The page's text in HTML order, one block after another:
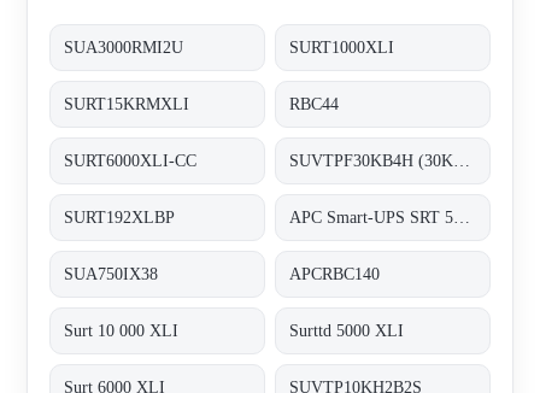
SUA3000RMI2U SURT1000XLI
SURT15KRMXLI RBC44
SURT6000XLI-CC
SURT192XLBP
SUA750IX38 APCRBC140
Surt 10 000 XLI Surttd 5000 XLI
Surt 6000 XLI SUVTP10KH2B2S